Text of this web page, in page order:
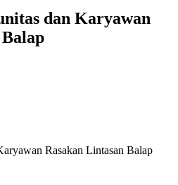
dan Karyawan
Rasakan Lintasan Balap